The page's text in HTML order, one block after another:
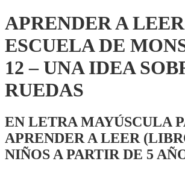
12
UNA
SOBRE
APRENDER A
ESCUELA DE
12 – UNA IDEA
RUEDAS
EN LETRA MAYÚSCULA
APRENDER A LEER
NIÑOS A PARTIR DE 5